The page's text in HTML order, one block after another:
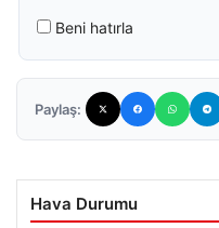
Beni hatırla
Paylaş:
Hava Durumu